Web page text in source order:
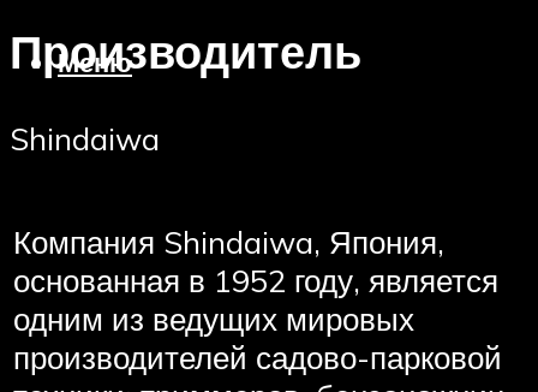
Меню
Производитель
Shindaiwa
Компания Shindaiwa, Япония,
основанная в 1952 году, является
одним из ведущих мировых
производителей садово-парковой